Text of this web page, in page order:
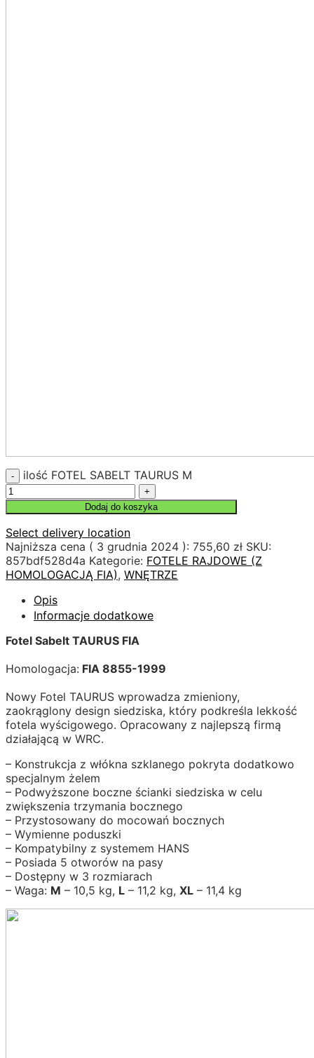
ilość FOTEL SABELT TAURUS M
Dodaj do koszyka
Select delivery location
Najniższa cena ( 3 grudnia 2024 ): 755,60 zł SKU:
857bdf528d4a Kategorie: FOTELE RAJDOWE (Z
HOMOLOGACJĄ FIA), WNĘTRZE
Opis
Informacje dodatkowe
Fotel Sabelt TAURUS FIA
Homologacja: FIA 8855-1999
Nowy Fotel TAURUS wprowadza zmieniony,
zaokrąglony design siedziska, który podkreśla lekkość
fotela wyścigowego. Opracowany z najlepszą firmą
działającą w WRC.
– Konstrukcja z włókna szklanego pokryta dodatkowo
specjalnym żelem
– Podwyższone boczne ścianki siedziska w celu
zwiększenia trzymania bocznego
– Przystosowany do mocowań bocznych
– Wymienne poduszki
– Kompatybilny z systemem HANS
– Posiada 5 otworów na pasy
– Dostępny w 3 rozmiarach
– Waga: M – 10,5 kg, L – 11,2 kg, XL – 11,4 kg